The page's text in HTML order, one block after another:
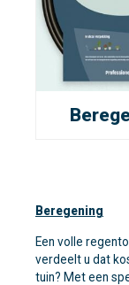
Beregening
Een volle
verdeelt u dat
tuin? Met een